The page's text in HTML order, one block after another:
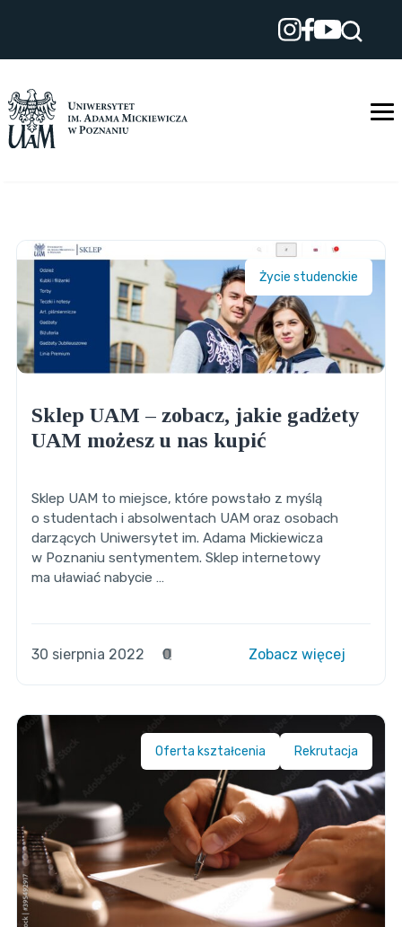
Życie studenckie
Sklep UAM – zobacz, jakie gadżety
UAM możesz u nas kupić
Sklep UAM to miejsce, które powstało z myślą
o studentach i absolwentach UAM oraz osobach
darzących Uniwersytet im. Adama Mickiewicza
w Poznaniu sentymentem. Sklep internetowy
ma uławiać nabycie …
30 sierpnia 2022 0 Zobacz więcej
Oferta kształcenia Rekrutacja